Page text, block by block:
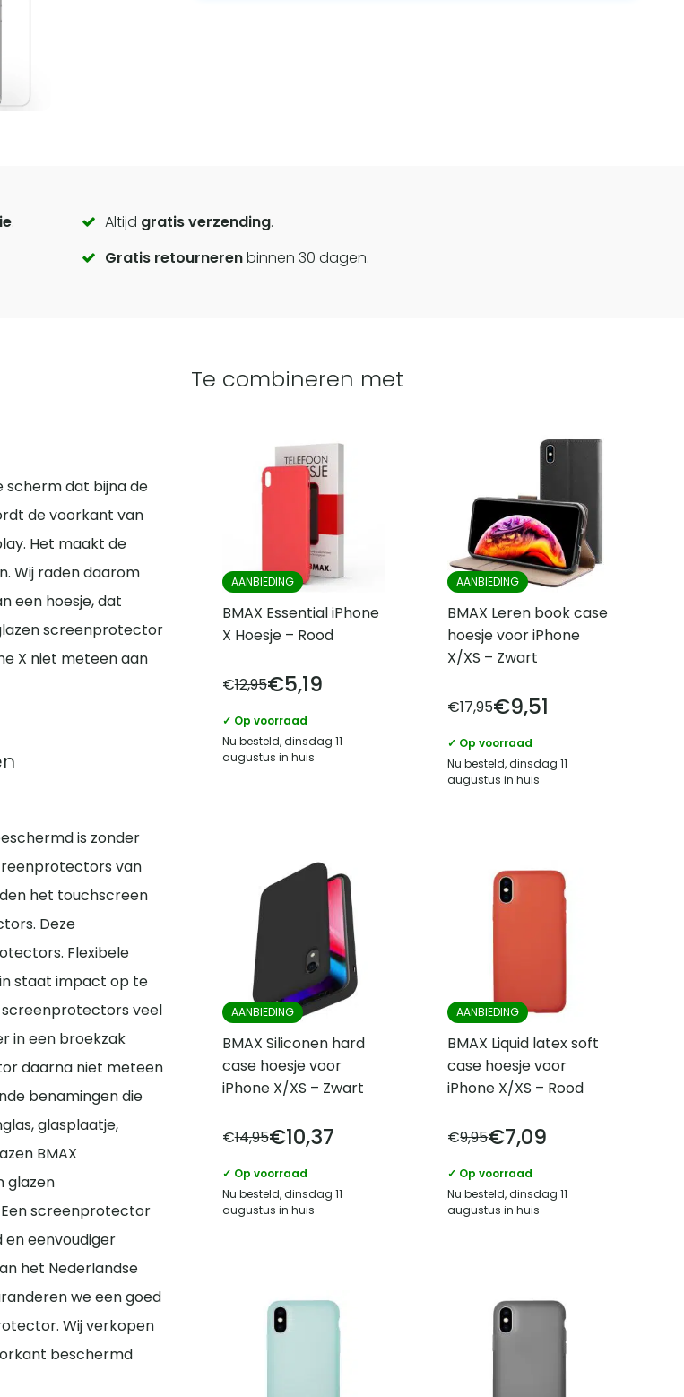
. Altijd gratis verzending.
Gratis retournerenbinnen 30 dagen.
scherm dat bijna de
de voorkant van
Het maakt de
Wij raden daarom
een hoesje, dat
screenprotector
X niet meteen aan
is zonder
van
het touchscreen
Deze
Flexibele
staat impact op te
screenprotectors veel
in een broekzak
daarna niet meteen
benamingen die
glasplaatje,
BMAX
glazen
screenprotector
eenvoudiger
het Nederlandse
we een goed
Wij verkopen
beschermd
Te combineren met
AANBIEDING
BMAX Essential iPhone
X Hoesje – Rood
€12,95€5,19
✓ Op voorraad
Nu besteld, dinsdag 11
augustus in huis
AANBIEDING
BMAX Leren book case
hoesje voor iPhone
X/XS – Zwart
€17,95€9,51
✓ Op voorraad
Nu besteld, dinsdag 11
augustus in huis
AANBIEDING
BMAX Siliconen hard
case hoesje voor
iPhone X/XS – Zwart
€14,95€10,37
✓ Op voorraad
Nu besteld, dinsdag 11
augustus in huis
AANBIEDING
BMAX Liquid latex soft
case hoesje voor
iPhone X/XS – Rood
€9,95€7,09
✓ Op voorraad
Nu besteld, dinsdag 11
augustus in huis